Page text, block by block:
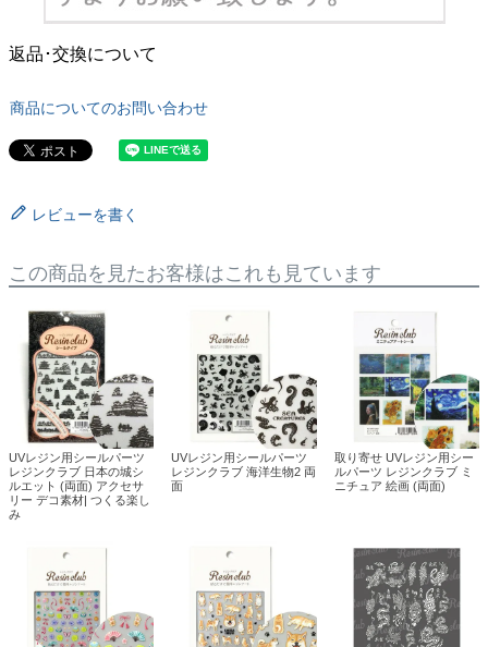
返品･交換について
商品についてのお問い合わせ
レビューを書く
この商品を見たお客様はこれも見ています
UVレジン用シールパーツ
レジンクラブ 日本の城シ
ルエット (両面) アクセサ
リー デコ素材| つくる楽し
み
UVレジン用シールパーツ
レジンクラブ 海洋生物2 両
面
取り寄せ UVレジン用シー
ルパーツ レジンクラブ ミ
ニチュア 絵画 (両面)